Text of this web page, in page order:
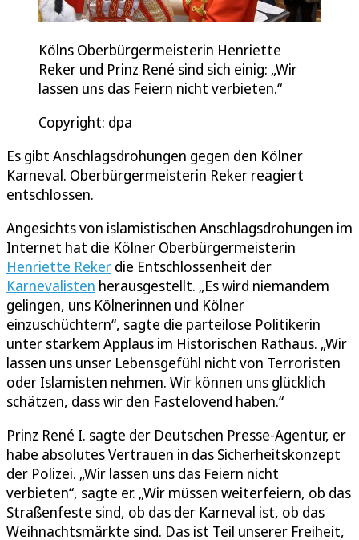
Kölns Oberbürgermeisterin Henriette
Reker und Prinz René sind sich einig: „Wir
lassen uns das Feiern nicht verbieten.“
Copyright: dpa
Es gibt Anschlagsdrohungen gegen den Kölner
Karneval. Oberbürgermeisterin Reker reagiert
entschlossen.
Angesichts von islamistischen Anschlagsdrohungen im
Internet hat die Kölner Oberbürgermeisterin
Henriette Reker die Entschlossenheit der
Karnevalisten herausgestellt. „Es wird niemandem
gelingen, uns Kölnerinnen und Kölner
einzuschüchtern“, sagte die parteilose Politikerin
unter starkem Applaus im Historischen Rathaus. „Wir
lassen uns unser Lebensgefühl nicht von Terroristen
oder Islamisten nehmen. Wir können uns glücklich
schätzen, dass wir den Fastelovend haben.“
Prinz René I. sagte der Deutschen Presse-Agentur, er
habe absolutes Vertrauen in das Sicherheitskonzept
der Polizei. „Wir lassen uns das Feiern nicht
verbieten“, sagte er. „Wir müssen weiterfeiern, ob das
Straßenfeste sind, ob das der Karneval ist, ob das
Weihnachtsmärkte sind. Das ist Teil unserer Freiheit,